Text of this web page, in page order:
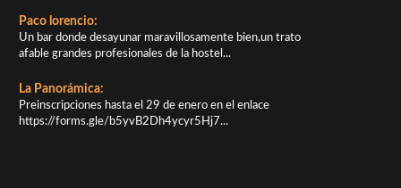
Paco lorencio:
Un bar donde desayunar maravillosamente bien,un trato
afable grandes profesionales de la hostel...
La Panorámica:
Preinscripciones hasta el 29 de enero en el enlace
https://forms.gle/b5yvB2Dh4ycyr5Hj7...